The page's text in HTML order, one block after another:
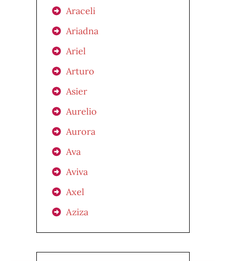
Araceli
Ariadna
Ariel
Arturo
Asier
Aurelio
Aurora
Ava
Aviva
Axel
Aziza